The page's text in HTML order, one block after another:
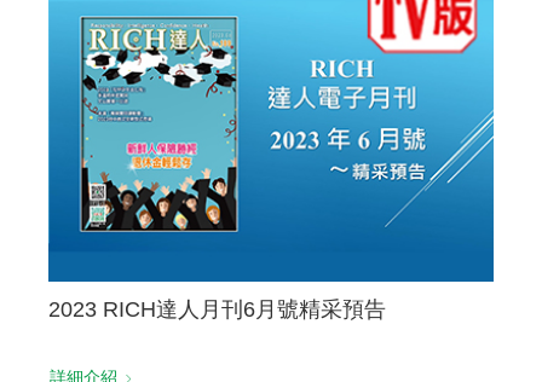
聯絡我們
2023 RICH達人月刊6月號精采預告
詳細介紹